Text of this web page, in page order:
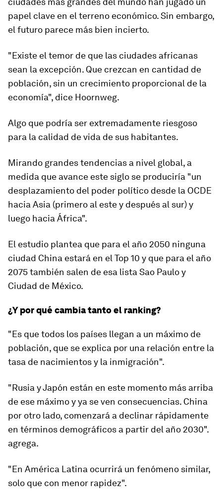
papel clave en el terreno económico. Sin embargo,
el futuro parece más bien incierto.
"Existe el temor de que las ciudades africanas
sean la excepción. Que crezcan en cantidad de
población, sin un crecimiento proporcional de la
economía", dice Hoornweg.
Algo que podría ser extremadamente riesgoso
para la calidad de vida de sus habitantes.
Mirando grandes tendencias a nivel global, a
medida que avance este siglo se produciría "un
desplazamiento del poder político desde la OCDE
hacia Asia (primero al este y después al sur) y
luego hacia África".
El estudio plantea que para el año 2050 ninguna
ciudad China estará en el Top 10 y que para el año
2075 también salen de esa listaSao Paulo y
Ciudad de México.
¿Y por qué cambia tanto el ranking?
"Es que todos los países llegan a un máximo de
población, que se explica por una relación entre la
tasa de nacimientos y la inmigración".
"Rusia y Japón están en este momento más arriba
de ese máximo y ya se ven consecuencias. China
por otro lado, comenzará a declinar rápidamente
en términos demográficos a partir del año 2030".
agrega.
"En América Latina ocurrirá un fenómeno similar,
solo que con menor rapidez".